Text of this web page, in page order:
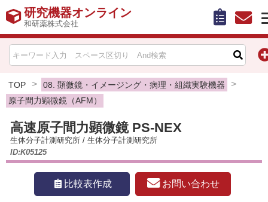
研究機器オンライン
和研薬株式会社
TOP
08. 顕微鏡・イメージング・病理・組織実験機器
原子間力顕微鏡（AFM）
高速原子間力顕微鏡 PS-NEX
生体分子計測研究所/ 生体分子計測研究所
ID:K05125
比較表作成 お問い合わせ
HOME
比較表作成
お知らせ
機器キャンペーン情報一覧